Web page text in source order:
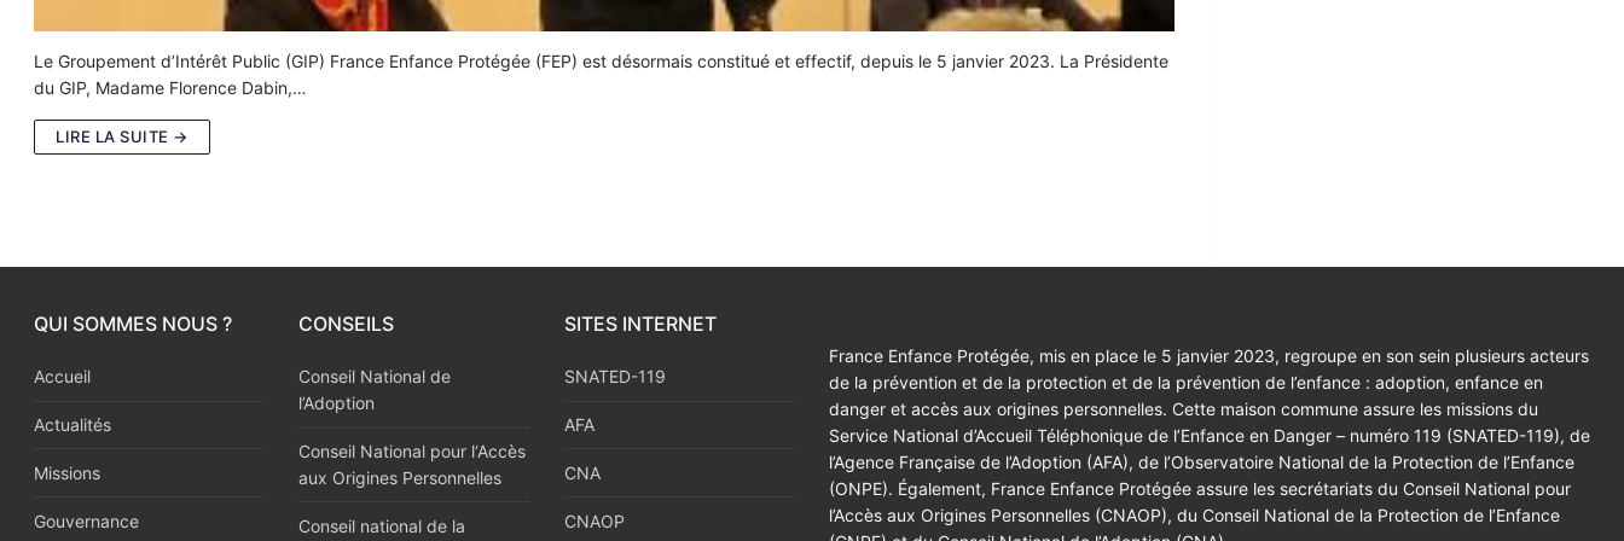
Le Groupement d’Intérêt Public (GIP) France Enfance Protégée (FEP) est désormais constitué et effectif, depuis le 5 janvier 2023. La Présidente
du GIP, Madame Florence Dabin,…
LIRE LA SUITE →
QUI SOMMES NOUS ?
Accueil
Actualités
Missions
Gouvernance
CONSEILS
Conseil National de
l’Adoption
Conseil National pour l‘Accès
aux Origines Personnelles
Conseil national de la
SITES INTERNET
SNATED-119
AFA
CNA
CNAOP
France Enfance Protégée, mis en place le 5 janvier 2023, regroupe en son sein plusieurs acteurs
de la prévention et de la protection et de la prévention de l’enfance : adoption, enfance en
danger et accès aux origines personnelles. Cette maison commune assure les missions du
Service National d’Accueil Téléphonique de l’Enfance en Danger – numéro 119 (SNATED-119), de
l’Agence Française de l’Adoption (AFA), de l’Observatoire National de la Protection de l’Enfance
(ONPE). Également, France Enfance Protégée assure les secrétariats du Conseil National pour
l’Accès aux Origines Personnelles (CNAOP), du Conseil National de la Protection de l’Enfance